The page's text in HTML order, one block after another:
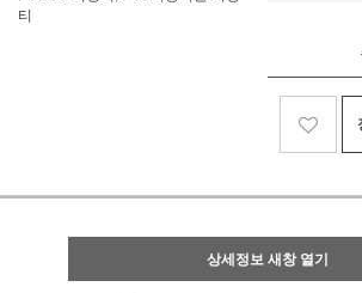
티
상세정보 새창 열기